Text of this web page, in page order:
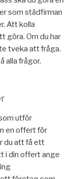
som städfirman
Att kolla
göra. Om du har
tveka att fråga.
alla frågor.
utför
en offert för
du att få ett
i din offert ange